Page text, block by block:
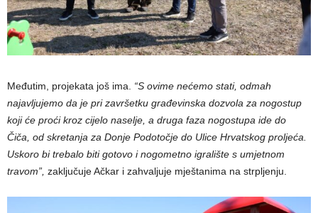
Međutim, projekata još ima. “S ovime nećemo stati, odmah
najavljujemo da je pri završetku građevinska dozvola za nogostup
koji će proći kroz cijelo naselje, a druga faza nogostupa ide do
Čiča, od skretanja za Donje Podotočje do Ulice Hrvatskog proljeća.
Uskoro bi trebalo biti gotovo i nogometno igralište s umjetnom
travom”, zaključuje Ačkar i zahvaljuje mještanima na strpljenju.